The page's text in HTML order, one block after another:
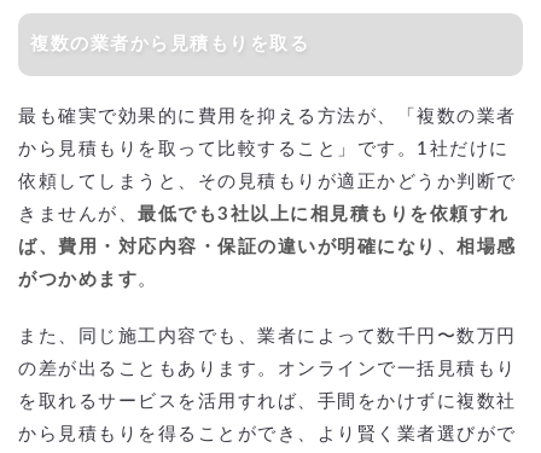
複数の業者から見積もりを取る
最も確実で効果的に費用を抑える方法が、「複数の業者
から見積もりを取って比較すること」です。1社だけに
依頼してしまうと、その見積もりが適正かどうか判断で
きませんが、 最低でも3社以上に相見積もりを依頼すれ
ば、費用・対応内容・保証の違いが明確になり、相場感
がつかめます。
また、同じ施工内容でも、業者によって数千円〜数万円
の差が出ることもあります。オンラインで一括見積もり
を取れるサービスを活用すれば、手間をかけずに複数社
から見積もりを得ることができ、より賢く業者選びがで